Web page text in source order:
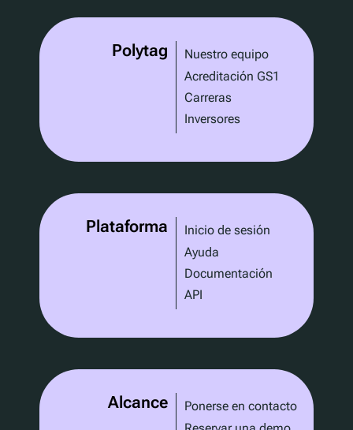
Polytag
Nuestro equipo
Acreditación GS1
Carreras
Inversores
Plataforma
Inicio de sesión
Ayuda
Documentación
API
Alcance
Ponerse en contacto